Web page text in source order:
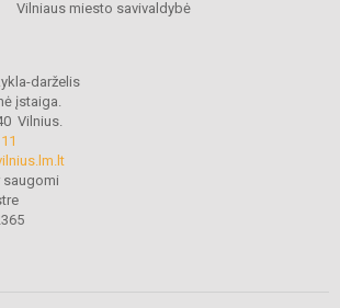
Vilniaus miesto savivaldybė
darželis
įstaiga.
Vilnius.
saugomi